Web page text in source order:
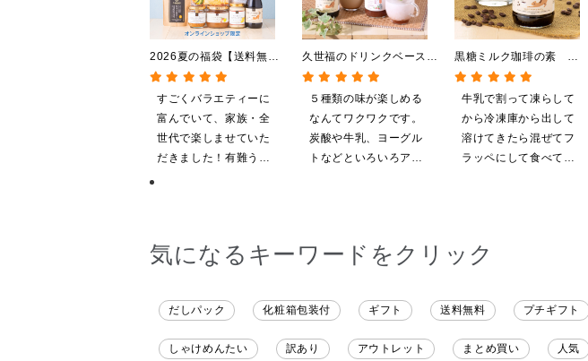
2026夏の福袋【送料無
料】【オンライン限定】
【ポイントキャンペーン実
施中】【のし・ラッピン
グ・化粧箱詰め不可】
すごくバラエティーに
富んでいて、家族・全
世代で楽しませていた
だきました！有難うご
黒糖ミルク珈琲の素
275ml （ドリンクベース／
希釈タイプ）
牛乳で割って凍らして
から冷凍庫から出して
溶けてきたら混ぜてフ
ラッペにして食べてい
久世福のドリンクベース
全5種飲み比べまとめ買
い 5本入（ドリンクベー
ス／希釈タイプ）
５種類の味が楽しめる
なんてワクワクです。
炭酸や牛乳、ヨーグル
トなどといろいろアレ
気になるキーワードをクリック
だしパック 化粧箱包装付 ギフト 送料無料 プチギフト
しゃけめんたい 訳あり アウトレット まとめ買い 人気